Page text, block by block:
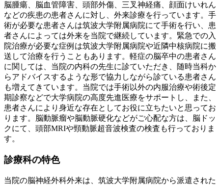
脳腫瘍、脳血管障害、頭部外傷、三叉神経痛、顔面けいれん
などの疾患の患者さんに対し、外来診療を行っています。手
術が必要な患者さんは筑波大学附属病院にて手術を行い、患
者さんによっては外来を当院で継続しています。緊急での入
院治療が必要な症例は筑波大学附属病院や近隣中核病院に搬
送して治療を行うこともあります。軽症の脳卒中の患者さん
に関しては、当院の内科の先生に診ていただき、随時当科か
らアドバイスするような形で協力しながら診ている患者さん
も増えてきています。当院では手術以外の内服治療や術後定
期診察などで大学病院の高度先進医療をサポートし、また、
患者さんにより身近な存在としてお役に立ちたいと思ってお
ります。脳動脈瘤や脳動脈硬化などがご心配な方は、脳ドッ
クにて、頭部MRIや頸動脈超音波検査の検査も行っておりま
す。
診療科の特色
当院の脳神経外科外来は、筑波大学附属病院から派遣された